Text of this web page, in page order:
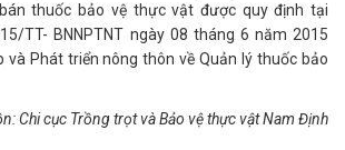
thuốc bảo vệ thực vật được quy định tại
TT- BNNPTNT ngày 08 tháng 6 năm 2015
và Phát triển nông thôn về Quản lý thuốc bảo
Chi cục Trồng trọt và Bảo vệ thực vật Nam Định